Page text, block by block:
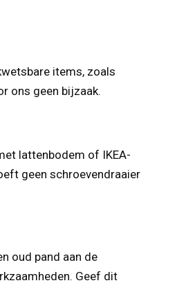
items, zoals
ons geen bijzaak.
lattenbodem of IKEA-
geen schroevendraaier
oud pand aan de
Geef dit